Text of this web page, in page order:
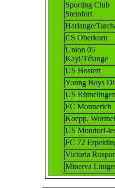
Sporting Club
Steinfort
Harlange/
CS Oberkorn
Union 05
Kayl/Tétange
US Hostert
Young Boys
US Rümelingen
FC Monnerich
Koepp.
US Mondorf-
FC 72
Victoria
Minerva